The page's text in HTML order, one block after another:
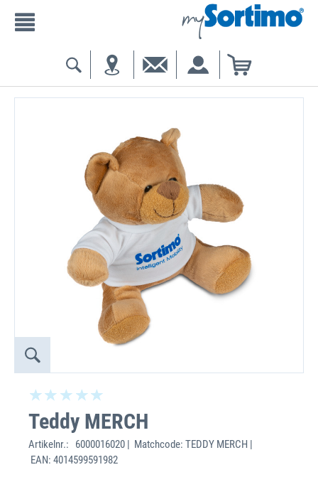
Teddy MERCH
Artikelnr.:
6000016020 | Matchcode: TEDDY MERCH |
EAN: 4014599591982